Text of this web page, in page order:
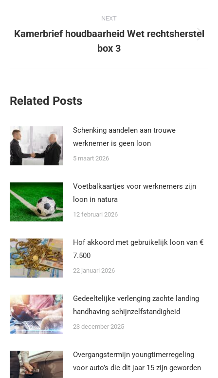
NEXT
Kamerbrief houdbaarheid Wet rechtsherstel
box 3
Related Posts
Schenking aandelen aan trouwe
werknemer is geen loon
5 maart 2026
Voetbalkaartjes voor werknemers zijn
loon in natura
12 februari 2026
Hof akkoord met gebruikelijk loon van €
7.500
22 januari 2026
Gedeeltelijke verlenging zachte landing
handhaving schijnzelfstandigheid
23 december 2025
Overgangstermijn youngtimerregeling
voor auto’s die dit jaar 15 zijn geworden